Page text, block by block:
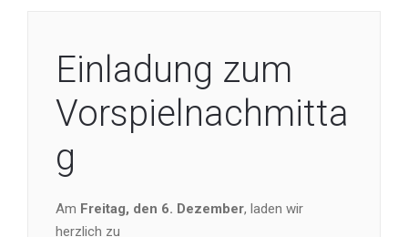
Einladung zum
Vorspielnachmitta
g
Am Freitag, den 6. Dezember, laden wir
herzlich zu